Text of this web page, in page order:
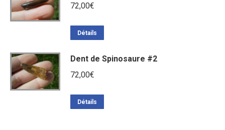
72,00€
Détails
Dent de Spinosaure #2
72,00€
Détails